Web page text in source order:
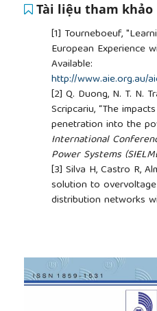
Tài liệu tham khảo
[1] Tourneboeuf,
European Experience
Available:
http://www.aie.org.au/
[2] Q. Duong, N. T. N.
Scripcariu, “The
penetration into the
International
Power Systems
[3] Silva H, Castro R,
solution to
distribution networks
Korpaas, M.;
and Sizing of Energy
Plants in a Market
Electrical Power &